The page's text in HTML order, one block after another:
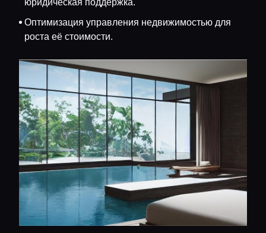
юридическая поддержка.
Оптимизация управления недвижимостью для
роста её стоимости.